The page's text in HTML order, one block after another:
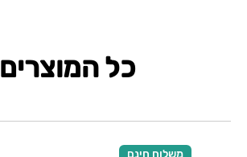
כל המוצרים
משלוח חינם